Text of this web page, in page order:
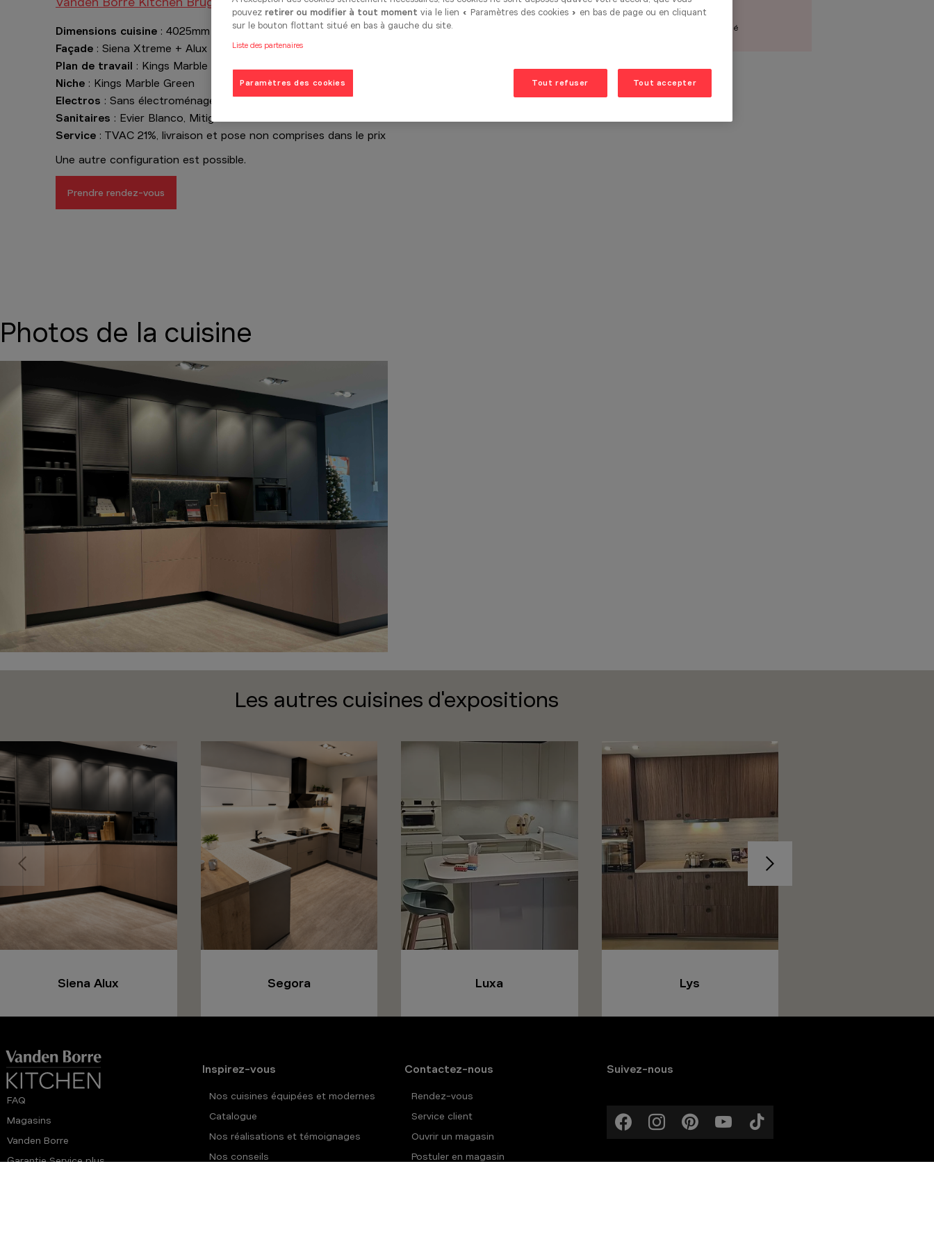
Dimensions cuisine : 4025mm x 2073mm
Façade : Siena Xtreme + Alux Rose
Plan de travail : Kings Marble Green
Niche : Kings Marble Green
Electros : Sans électroménagers
Sanitaires : Evier Blanco, Mitigeur Blanco
Service : TVAC 21%, livraison et pose non comprises dans le prix
Une autre configuration est possible.
Prendre rendez-vous
21 000€
Prix du modèle présenté
Photos de la cuisine
Les autres cuisines d'expositions
Siena Alux Segora Luxa Lys
Précédent Suivant
FAQ
Magasins
Vanden Borre
Garantie Service plus
Inspirez-vous
Nos cuisines équipées et modernes
Catalogue
Nos réalisations et témoignages
Nos conseils
Contactez-nous
Rendez-vous
Service client
Ouvrir un magasin
Postuler en magasin
Suivez-nous
pouvez retirer ou modifier à tout moment via le lien « Paramètres des cookies » en bas de page ou en cliquant
sur le bouton flottant situé en bas à gauche du site.
Liste des partenaires
Paramètres des cookies Tout refuser Tout accepter